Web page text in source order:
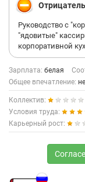
Руководство с
"ядовитые"
корпоративной
Зарплата: белая
Общее впечатление:
Коллектив:
Условия труда:
Карьерный рост: